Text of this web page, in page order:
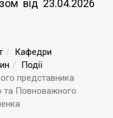
від 23.04.2026
Кафедри
Події
представника
та Повноважного